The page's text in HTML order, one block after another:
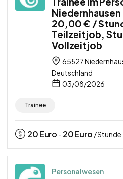
20,00 € /
Teilzeitjob,
Vollzeitjob
65527
Deutschland
03/08/2026
Trainee
20Euro - 20Euro / Stunde
Personalwesen